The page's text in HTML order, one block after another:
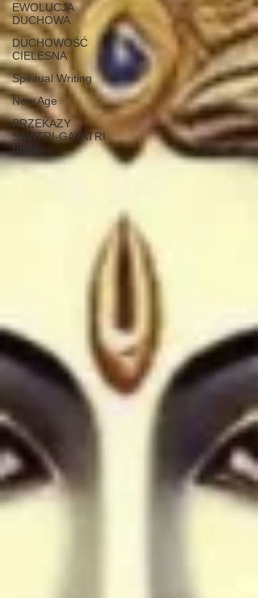
EWOLUCJA
DUCHOWA
DUCHOWOŚĆ
CIELESNA
Spiritual Writing
New Age
PRZEKAZY
SAVITRI-GAYATRI
(Indi)